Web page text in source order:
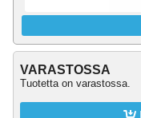
VARASTOSSA
Tuotetta on varastossa.
